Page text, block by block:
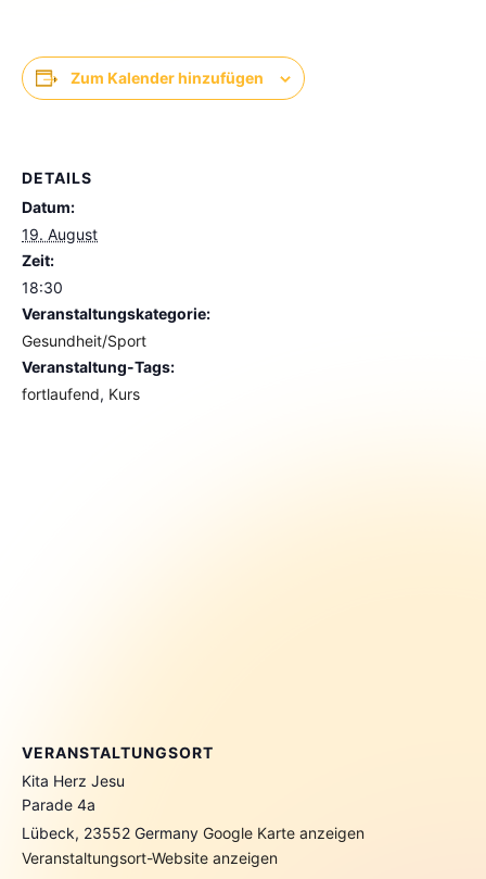
Zum Kalender hinzufügen
DETAILS
Datum:
19. August
Zeit:
18:30
Veranstaltungskategorie:
Gesundheit/Sport
Veranstaltung-Tags:
fortlaufend, Kurs
VERANSTALTUNGSORT
Kita Herz Jesu
Parade 4a
Lübeck, 23552 Germany Google Karte anzeigen
Veranstaltungsort-Website anzeigen